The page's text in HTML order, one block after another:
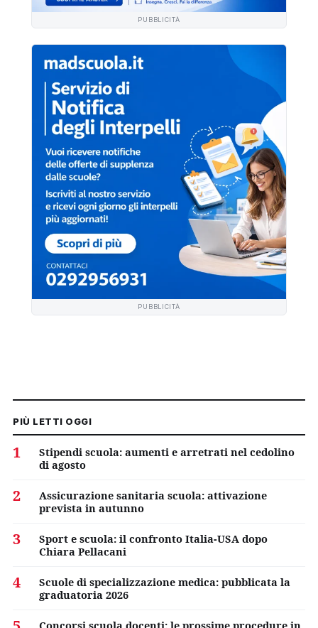
PUBBLICITÀ
PUBBLICITÀ
PIÙ LETTI OGGI
1
Stipendi scuola: aumenti e arretrati nel cedolino
di agosto
2
Assicurazione sanitaria scuola: attivazione
prevista in autunno
3
Sport e scuola: il confronto Italia-USA dopo
Chiara Pellacani
4
Scuole di specializzazione medica: pubblicata la
graduatoria 2026